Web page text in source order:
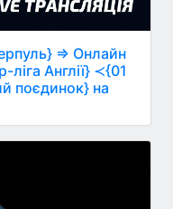
⇒ Онлайн
Англії} ≺{01
поєдинок} на